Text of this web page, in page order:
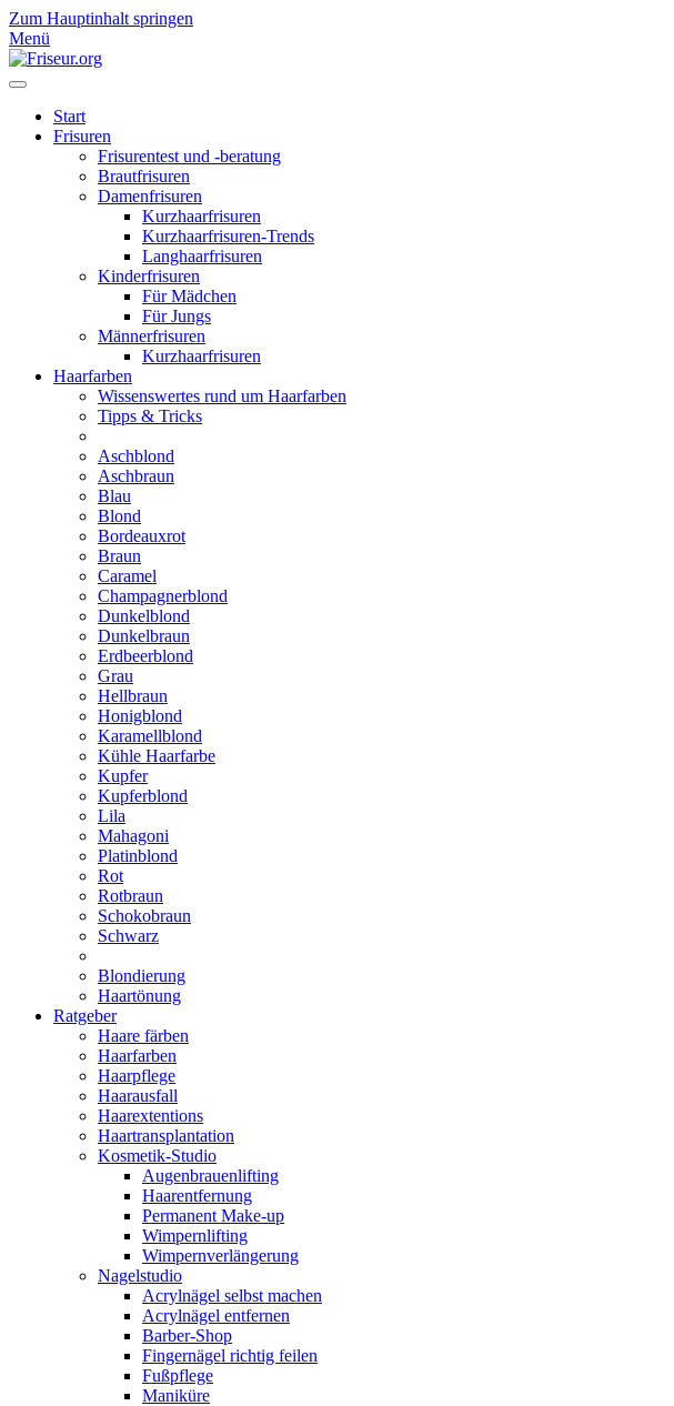
Zum Hauptinhalt springen
Menü
Start
Frisuren
Frisurentest und -beratung
Brautfrisuren
Damenfrisuren
Kurzhaarfrisuren
Kurzhaarfrisuren-Trends
Langhaarfrisuren
Kinderfrisuren
Für Mädchen
Für Jungs
Männerfrisuren
Kurzhaarfrisuren
Haarfarben
Wissenswertes rund um Haarfarben
Tipps & Tricks
Aschblond
Aschbraun
Blau
Blond
Bordeauxrot
Braun
Caramel
Champagnerblond
Dunkelblond
Dunkelbraun
Erdbeerblond
Grau
Hellbraun
Honigblond
Karamellblond
Kühle Haarfarbe
Kupfer
Kupferblond
Lila
Mahagoni
Platinblond
Rot
Rotbraun
Schokobraun
Schwarz
Blondierung
Haartönung
Ratgeber
Haare färben
Haarfarben
Haarpflege
Haarausfall
Haarextentions
Haartransplantation
Kosmetik-Studio
Augenbrauenlifting
Haarentfernung
Permanent Make-up
Wimpernlifting
Wimpernverlängerung
Nagelstudio
Acrylnägel selbst machen
Acrylnägel entfernen
Barber-Shop
Fingernägel richtig feilen
Fußpflege
Maniküre